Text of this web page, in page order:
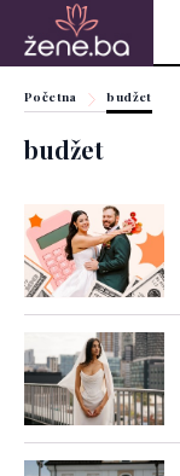
Početna budžet
budžet